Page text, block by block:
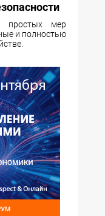
простых мер
и полностью